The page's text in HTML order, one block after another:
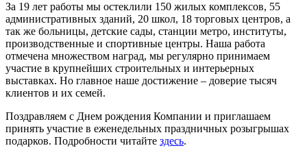
За 19 лет работы мы остеклили 150 жилых комплексов, 55
административных зданий, 20 школ, 18 торговых центров, а
так же больницы, детские сады, станции метро, институты,
производственные и спортивные центры. Наша работа
отмечена множеством наград, мы регулярно принимаем
участие в крупнейших строительных и интерьерных
выставках. Но главное наше достижение – доверие тысяч
клиентов и их семей.
Поздравляем с Днем рождения Компании и приглашаем
принять участие в еженедельных праздничных розыгрышах
подарков. Подробности читайте здесь.